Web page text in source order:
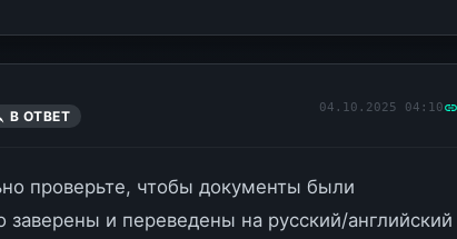
В ОТВЕТ
04.10.2025 04:10
проверьте, чтобы документы были
заверены и переведены на русский/английский